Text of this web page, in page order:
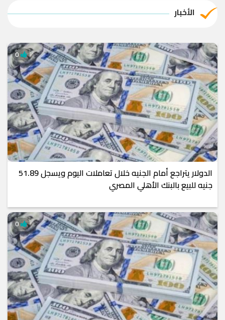
الأخبار
الدولار يتراجع أمام الجنيه خلال تعاملات اليوم ويسجل 51.89
جنيه للبيع بالبنك الأهلي المصري
0
0